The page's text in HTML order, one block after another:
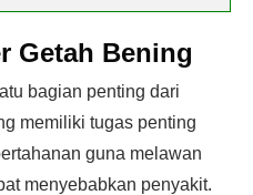
Getah Bening
bagian penting dari
memiliki tugas penting
guna melawan
menyebabkan penyakit.